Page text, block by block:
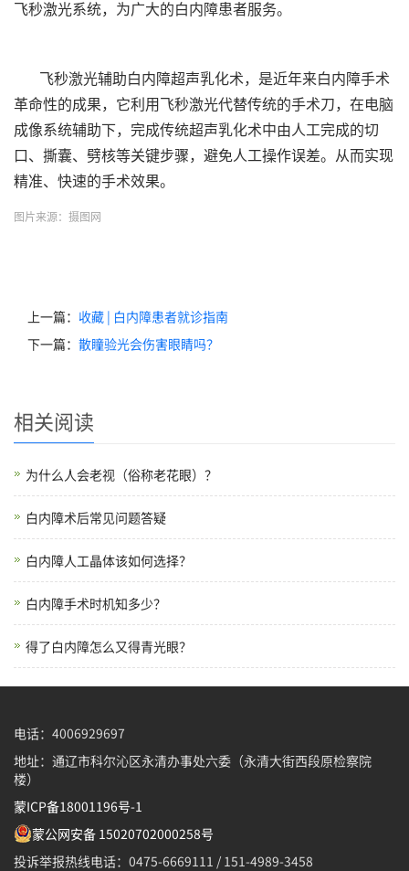
飞秒激光系统，为广大的白内障患者服务。
飞秒激光辅助白内障超声乳化术，是近年来白内障手术
革命性的成果，它利用飞秒激光代替传统的手术刀，在电脑
成像系统辅助下，完成传统超声乳化术中由人工完成的切
口、撕囊、劈核等关键步骤，避免人工操作误差。从而实现
精准、快速的手术效果。
图片来源：摄图网
上一篇： 收藏 | 白内障患者就诊指南
下一篇： 散瞳验光会伤害眼睛吗？
相关阅读
为什么人会老视（俗称老花眼）？
白内障术后常见问题答疑
白内障人工晶体该如何选择？
白内障手术时机知多少？
得了白内障怎么又得青光眼？
电话：4006929697
地址：通辽市科尔沁区永清办事处六委（永清大街西段原检察院
楼）
蒙ICP备18001196号-1
蒙公网安备 15020702000258号
投诉举报热线电话：0475-6669111 / 151-4989-3458